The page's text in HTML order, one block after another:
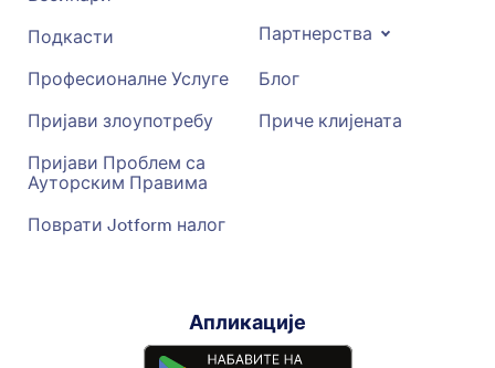
Подкасти
Професионалне Услуге
Пријави злоупотребу
Пријави Проблем са
Ауторским Правима
Поврати Jotform налог
Партнерства
Блог
Приче клијената
Апликације